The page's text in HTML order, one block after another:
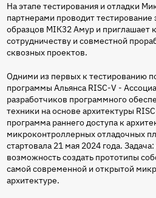
На этапе тестирования и отладки
партнерами проводит
образцов МIК32 Амур и приглашает
сотрудничеству и совместной
сквозных проектов.
Одними из первых к тестированию
программы Альянса RISC-V -
разработчиков программного
техники на основе архитектуры
программа раннего доступа к
микроконтроллерных отладочных
стартовала 21 мая 2024 года.
возможность создать прототипы
самой современной и открытой
архитектуре.